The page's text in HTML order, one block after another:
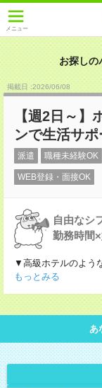
メニュー
お探しの
掲載日 :2026/06/08
【週2日～】
ンで生活サポ
派遣 職種未経験OK
WEB登録・面接OK
自由なシ
勤務時間
▼高級ホテルのよう
もっとみる
あ